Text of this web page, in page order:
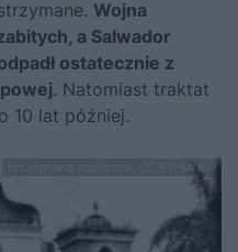
Wojna
a Salwador
ostatecznie z
. Natomiast traktat
10 lat później.
fot.domena publiczna, CC BY-SA 4.0